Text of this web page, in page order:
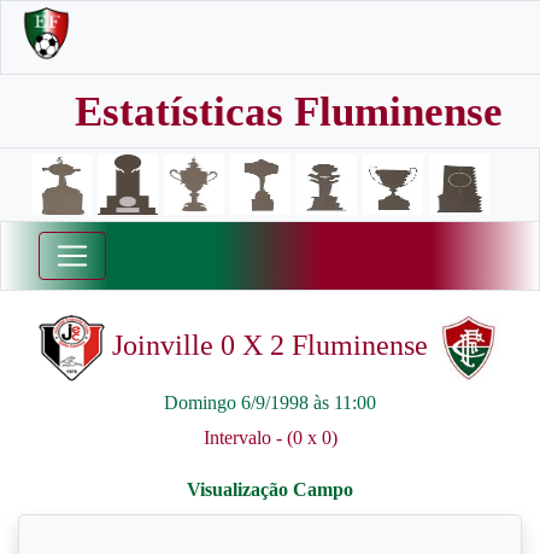
Estatísticas Fluminense
Joinville 0 X 2 Fluminense
Domingo 6/9/1998 às 11:00
Intervalo - (0 x 0)